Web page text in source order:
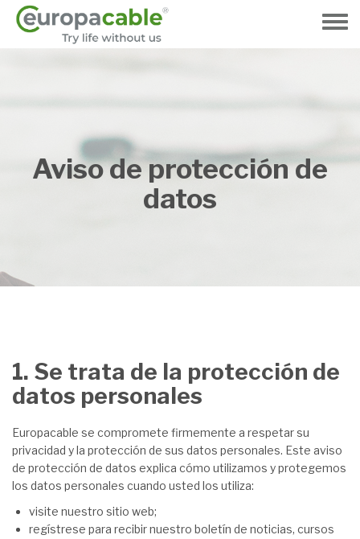
Pasar
Toggle
Aviso de protección de
datos
1. Se trata de la protección de
datos personales
Europacable se compromete firmemente a respetar su
privacidad y la protección de sus datos personales. Este aviso
de protección de datos explica cómo utilizamos y protegemos
los datos personales cuando usted los utiliza:
visite nuestro sitio web;
regístrese para recibir nuestro boletín de noticias, cursos